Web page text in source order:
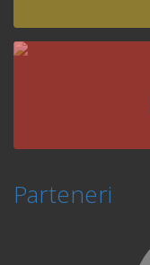
Parteneri